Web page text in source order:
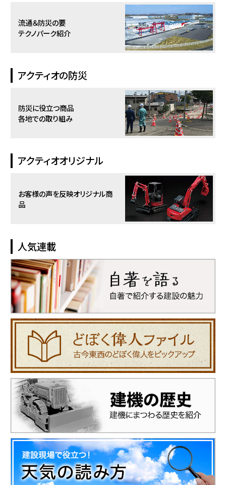
流通＆防災の要
テクノパーク紹介
アクティオの防災
防災に役立つ商品
各地での取り組み
アクティオオリジナル
お客様の声を反映オリジナル商
品
人気連載